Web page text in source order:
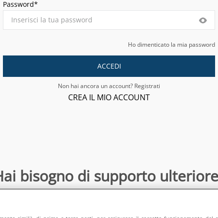
Password*
Ho dimenticato la mia password
ACCEDI
Non hai ancora un account? Registrati
CREA IL MIO ACCOUNT
bisogno di supporto
directsalesonline@europeanappliances.com